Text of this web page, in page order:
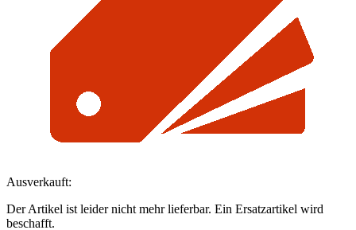
Ausverkauft:
Der Artikel ist leider nicht mehr lieferbar. Ein Ersatzartikel wird
beschafft.